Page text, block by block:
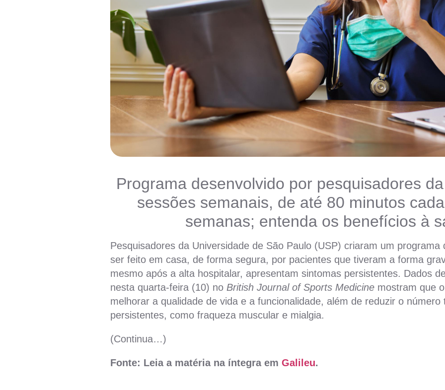
Programa desenvolvido por pesquisadores
sessões semanais, de até 80 minutos
semanas; entenda os benefícios à
Pesquisadores da Universidade de São Paulo (USP) criaram um
ser feito em casa, de forma segura, por pacientes que tiveram a forma
mesmo após a alta hospitalar, apresentam sintomas persistentes. Dados
nesta quarta-feira (10) no British Journal of Sports Medicine mostram que
melhorar a qualidade de vida e a funcionalidade, além de reduzir o número
persistentes, como fraqueza muscular e mialgia.
(Continua…)
Fonte: Leia a matéria na íntegra em Galileu.